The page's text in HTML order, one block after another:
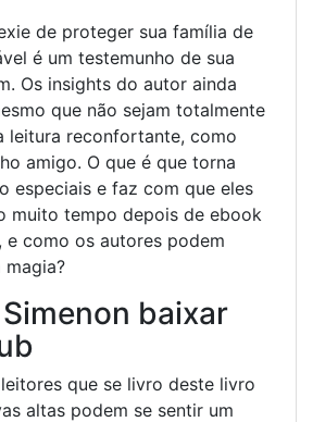
de proteger sua família de
é um testemunho de sua
Os insights do autor ainda
que não sejam totalmente
leitura reconfortante, como
amigo. O que é que torna
especiais e faz com que eles
muito tempo depois de ebook
e como os autores podem
magia?
baixar
que se livro deste livro
altas podem se sentir um